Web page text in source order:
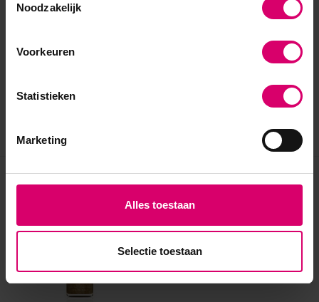
Noodzakelijk
Voorkeuren
Statistieken
Marketing
Alles toestaan
Selectie toestaan
Eerder bekeken